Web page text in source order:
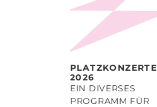
PLATZKONZERTE
2026
EIN DIVERSES
PROGRAMM FÜR